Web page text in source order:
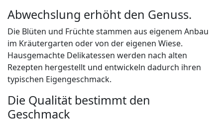
Abwechslung erhöht den Genuss.
Die Blüten und Früchte stammen aus eigenem Anbau
im Kräutergarten oder von der eigenen Wiese.
Hausgemachte Delikatessen werden nach alten
Rezepten hergestellt und entwickeln dadurch ihren
typischen Eigengeschmack.
Die Qualität bestimmt den
Geschmack